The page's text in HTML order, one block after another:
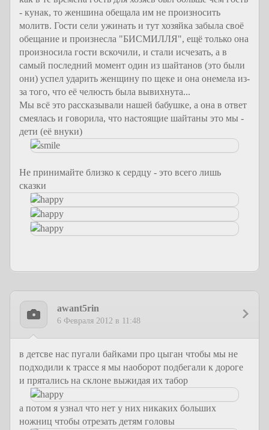
- кунак, то женшина обещала им не произносить
молитв. Гости сели ужинать и тут хозяйка забыла своё
обещание и произнесла "БИСМИЛЛЯ", ещё только она
произносила гости вскочили, и стали исчезать, а в
самый последний момент один из шайтанов (это были
они) успел ударить женщину по щеке и она онемела из-
за того, что её челюсть была вывихнута...
Мы всё это рассказывали нашей бабушке, а она в ответ
смеялась и говорила, что настоящие шайтаны это мы -
дети (её внуки)
Не принимайте близко к сердцу - это всего лишь
сказки
awant5rin
6 Февраля 2012 в 11:48
в детсве нас пугали байками про цыган чтобы мы не
подходили к трассе я мы наоборот подбегали к дороге
и прятались на склоне выжидая их табор
а потом я узнал что нет у них никаких больших
ножниц чтобы отрезать детям головы